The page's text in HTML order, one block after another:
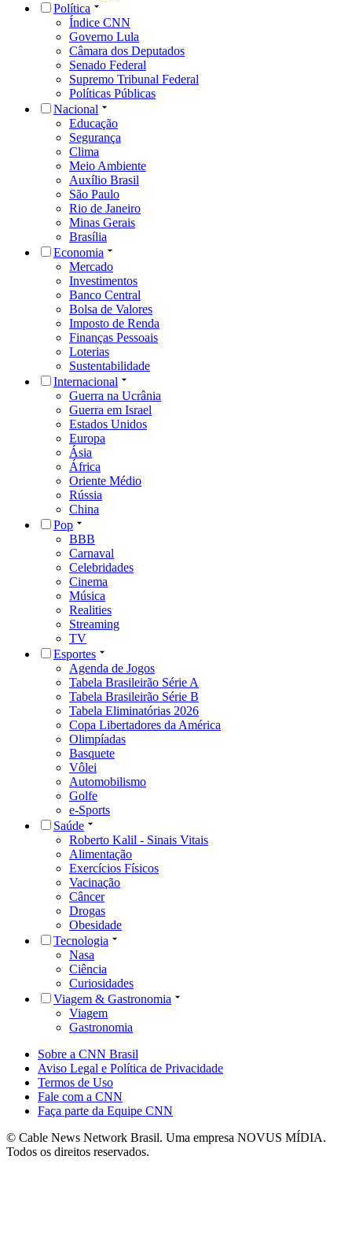
Política
Índice CNN
Governo Lula
Câmara dos Deputados
Senado Federal
Supremo Tribunal Federal
Políticas Públicas
Nacional
Educação
Segurança
Clima
Meio Ambiente
Auxílio Brasil
São Paulo
Rio de Janeiro
Minas Gerais
Brasília
Economia
Mercado
Investimentos
Banco Central
Bolsa de Valores
Imposto de Renda
Finanças Pessoais
Loterias
Sustentabilidade
Internacional
Guerra na Ucrânia
Guerra em Israel
Estados Unidos
Europa
Ásia
África
Oriente Médio
Rússia
China
Pop
BBB
Carnaval
Celebridades
Cinema
Música
Realities
Streaming
TV
Esportes
Agenda de Jogos
Tabela Brasileirão Série A
Tabela Brasileirão Série B
Tabela Eliminatórias 2026
Copa Libertadores da América
Olimpíadas
Basquete
Vôlei
Automobilismo
Golfe
e-Sports
Saúde
Roberto Kalil - Sinais Vitais
Alimentação
Exercícios Físicos
Vacinação
Câncer
Drogas
Obesidade
Tecnologia
Nasa
Ciência
Curiosidades
Viagem & Gastronomia
Viagem
Gastronomia
Sobre a CNN Brasil
Aviso Legal e Política de Privacidade
Termos de Uso
Fale com a CNN
Faça parte da Equipe CNN
© Cable News Network Brasil. Uma empresa NOVUS MÍDIA.
Todos os direitos reservados.